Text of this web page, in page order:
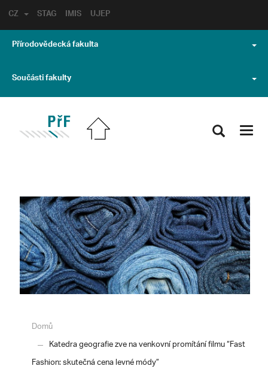
STAG IMIS UJEP
CZ
Přírodovědecká fakulta
Součásti fakulty
Domů
Katedra geografie zve na venkovní promítání filmu “Fast
Fashion: skutečná cena levné módy”